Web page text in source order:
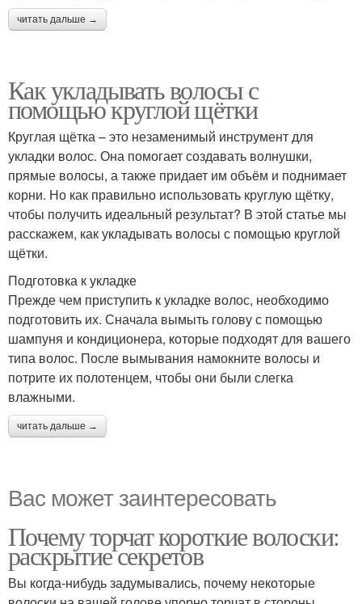
читать дальше →
Как укладывать волосы с
помощью круглой щётки
Круглая щётка – это незаменимый инструмент для
укладки волос. Она помогает создавать волнушки,
прямые волосы, а также придает им объём и поднимает
корни. Но как правильно использовать круглую щётку,
чтобы получить идеальный результат? В этой статье мы
расскажем, как укладывать волосы с помощью круглой
щётки.
Подготовка к укладке
Прежде чем приступить к укладке волос, необходимо
подготовить их. Сначала вымыть голову с помощью
шампуня и кондиционера, которые подходят для вашего
типа волос. После вымывания намокните волосы и
потрите их полотенцем, чтобы они были слегка
влажными.
читать дальше →
Вас может заинтересовать
Почему торчат короткие волоски:
раскрытие секретов
Вы когда-нибудь задумывались, почему некоторые